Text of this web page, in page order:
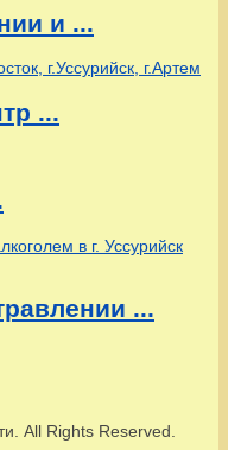
и ...
...
...
All Rights Reserved.